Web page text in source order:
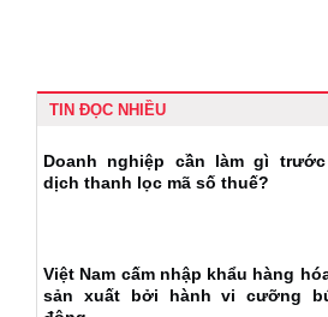
TIN ĐỌC NHIỀU
Doanh nghiệp cần làm gì
dịch thanh lọc mã số thuế?
Việt Nam cấm nhập khẩu hàng
sản xuất bởi hành vi cưỡng